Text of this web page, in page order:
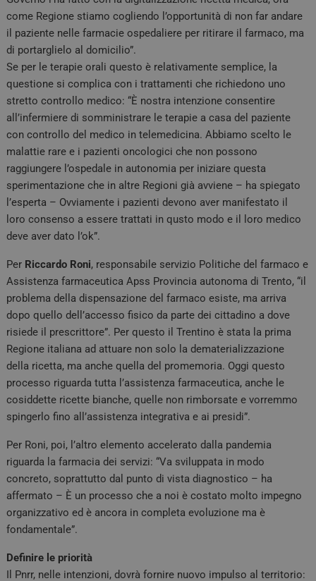
come Regione stiamo cogliendo l’opportunità di non far andare
il paziente nelle farmacie ospedaliere per ritirare il farmaco, ma
di portarglielo al domicilio”.
Se per le terapie orali questo è relativamente semplice, la
questione si complica con i trattamenti che richiedono uno
stretto controllo medico: “È nostra intenzione consentire
all’infermiere di somministrare le terapie a casa del paziente
con controllo del medico in telemedicina. Abbiamo scelto le
malattie rare e i pazienti oncologici che non possono
raggiungere l’ospedale in autonomia per iniziare questa
sperimentazione che in altre Regioni già avviene – ha spiegato
l’esperta – Ovviamente i pazienti devono aver manifestato il
loro consenso a essere trattati in qusto modo e il loro medico
deve aver dato l’ok”.
Per Riccardo Roni, responsabile servizio Politiche del farmaco e
Assistenza farmaceutica Apss Provincia autonoma di Trento, “il
problema della dispensazione del farmaco esiste, ma arriva
dopo quello dell’accesso fisico da parte dei cittadino a dove
risiede il prescrittore”. Per questo il Trentino è stata la prima
Regione italiana ad attuare non solo la dematerializzazione
della ricetta, ma anche quella del promemoria. Oggi questo
processo riguarda tutta l’assistenza farmaceutica, anche le
cosiddette ricette bianche, quelle non rimborsate e vorremmo
spingerlo fino all’assistenza integrativa e ai presidi”.
Per Roni, poi, l’altro elemento accelerato dalla pandemia
riguarda la farmacia dei servizi: “Va sviluppata in modo
concreto, soprattutto dal punto di vista diagnostico – ha
affermato – È un processo che a noi è costato molto impegno
organizzativo ed è ancora in completa evoluzione ma è
fondamentale”.
Definire le priorità
Il Pnrr, nelle intenzioni, dovrà fornire nuovo impulso al territorio: